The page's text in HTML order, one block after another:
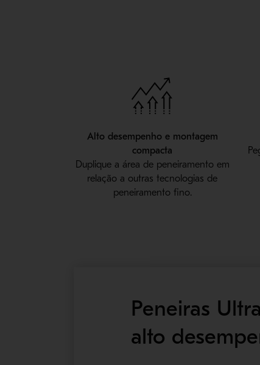
Alto desempenho e montagem
compacta
Duplique a área de peneiramento em
relação a outras tecnologias de
peneiramento fino.
Peneiras
alto